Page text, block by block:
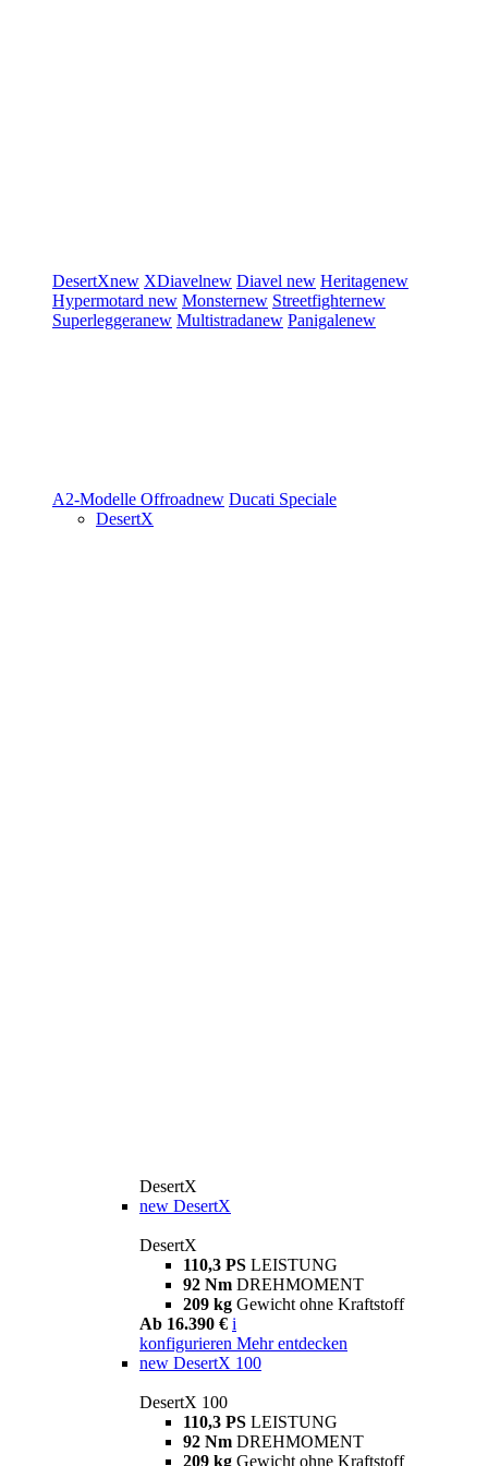
DesertXnew XDiavelnew Diavel new Heritagenew
Hypermotard new Monsternew Streetfighternew
Superleggeranew Multistradanew Panigalenew
A2-Modelle Offroadnew Ducati Speciale
DesertX
DesertX
new DesertX
DesertX
110,3 PS LEISTUNG
92 Nm DREHMOMENT
209 kg Gewicht ohne Kraftstoff
Ab 16.390 € i
konfigurieren Mehr entdecken
new DesertX 100
DesertX 100
110,3 PS LEISTUNG
92 Nm DREHMOMENT
209 kg Gewicht ohne Kraftstoff